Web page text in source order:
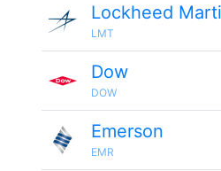
Lockheed
LMT
Dow
DOW
Emerson
EMR